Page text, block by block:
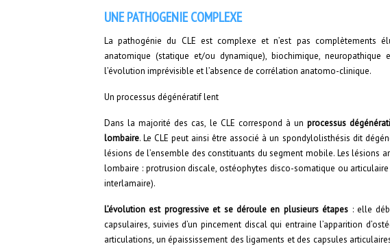
UNE PATHOGENIE COMPLEXE
La pathogénie du CLE est complexe et n’est pas complètements
anatomique (statique et/ou dynamique), biochimique,
l’évolution imprévisible et l’absence de corrélation anatomo-clinique.
Un processus dégénératif lent
Dans la majorité des cas, le CLE correspond à unprocessus
lombaire. Le CLE peut ainsi être associé à un spondylolisthésis dit
lésions de l’ensemble des constituants du segment mobile. Les lésions
lombaire : protrusion discale, ostéophytes disco-somatique ou
interlamaire).
L’évolution est progressive et se déroule en plusieurs étapes : elle
capsulaires, suivies d’un pincement discal qui entraine l’apparition
articulations, un épaississement des ligaments et des capsules